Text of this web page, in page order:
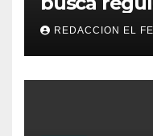
refugios de
denuncian
controles
REDACCION EL